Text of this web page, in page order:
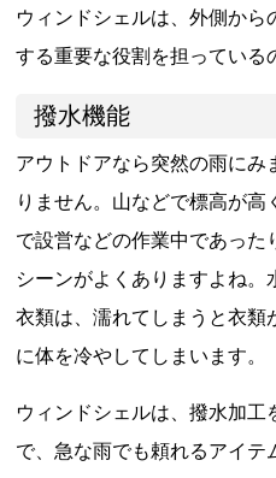
ウィンドシェルは、外側から
する重要な役割を担っている
撥水機能
アウトドアなら突然の雨にみ
りません。山などで標高が
で設営などの作業中であった
シーンがよくありますよね
衣類は、濡れてしまうと衣類
に体を冷やしてしまいます。
ウィンドシェルは、撥水加
で、急な雨でも頼れるアイ